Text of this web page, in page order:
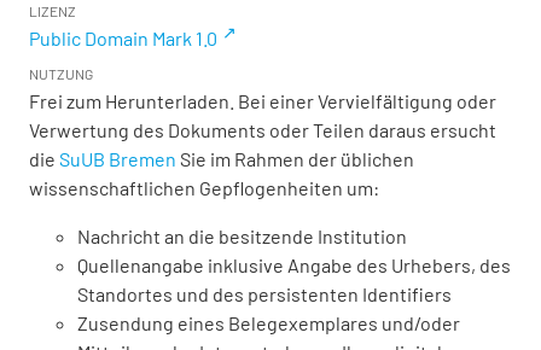
LIZENZ
Public Domain Mark 1.0
NUTZUNG
Frei zum Herunterladen. Bei einer Vervielfältigung oder
Verwertung des Dokuments oder Teilen daraus ersucht
die SuUB Bremen Sie im Rahmen der üblichen
wissenschaftlichen Gepflogenheiten um:
Nachricht an die besitzende Institution
Quellenangabe inklusive Angabe des Urhebers, des
Standortes und des persistenten Identifiers
Zusendung eines Belegexemplares und/oder